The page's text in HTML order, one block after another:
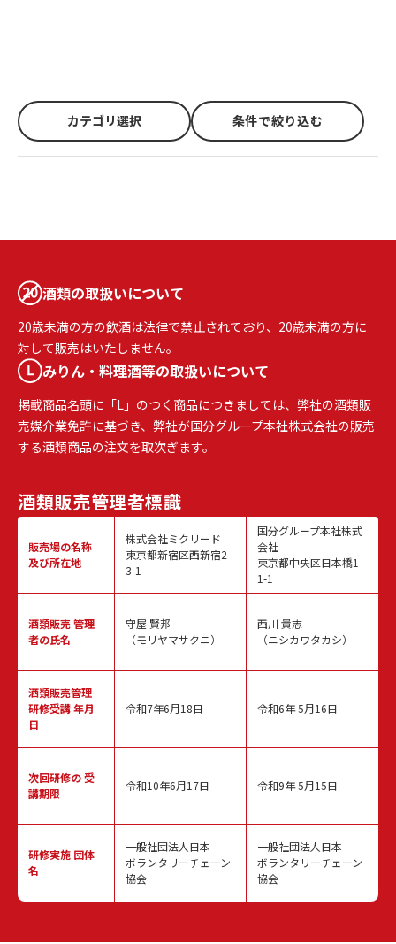
カテゴリ選択 条件で絞り込む
酒類の取扱いについて
20歳未満の方の飲酒は法律で禁止されており、20歳未満の方に
対して販売はいたしません。
みりん・料理酒等の取扱いについて
掲載商品名頭に「L」のつく商品につきましては、弊社の酒類販
売媒介業免許に基づき、弊社が国分グループ本社株式会社の販売
する酒類商品の注文を取次ぎます。
酒類販売管理者標識
販売場の名称
及び所在地
酒類販売管理
者の氏名
酒類販売管理
研修受講 年月
日
次回研修の受
講期限
研修実施 団体
名
株式会社ミクリード
東京都新宿区西新宿2-
3-1
守屋 賢邦
（モリヤマサクニ）
令和7年6月18日
令和10年6月17日
一般社団法人日本
ボランタリーチェーン
協会
国分グループ本社株式
会社
東京都中央区日本橋1-
1-1
西川 貴志
（ニシカワタカシ）
令和6年 5月16日
令和9年 5月15日
一般社団法人日本
ボランタリーチェーン
協会